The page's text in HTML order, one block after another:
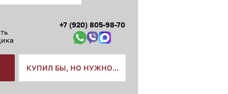
+7 (920) 805-98-70
КУПИЛ БЫ, НО НУЖНО...